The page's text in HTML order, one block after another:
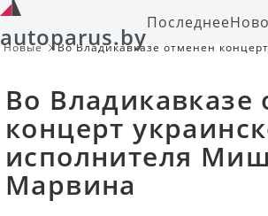
autoparus.byПоследнее
Новые
Во Владикавказе отменен концерт
Во Владикавказе
концерт
исполнителя
Марвина